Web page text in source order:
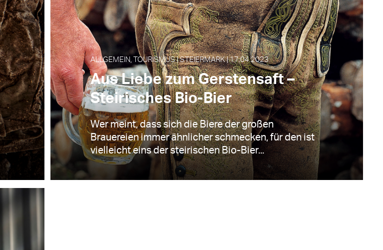
ALLGEMEIN, TOURISMUS | STEIERMARK | 17.04.2023
Aus Liebe zum Gerstensaft –
Steirisches Bio-Bier
Wer meint, dass sich die Biere der großen
Brauereien immer ähnlicher schmecken, für den ist
vielleicht eins der steirischen Bio-Bier...